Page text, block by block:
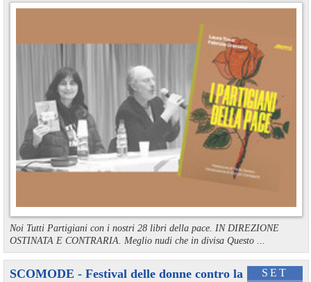
Noi Tutti Partigiani con i nostri 28 libri della pace. IN DIREZIONE
OSTINATA E CONTRARIA. Meglio nudi che in divisa Questo ...
SET
SCOMODE - Festival delle donne contro la